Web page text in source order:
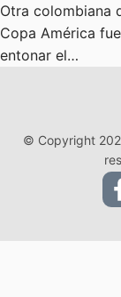
Otra colombiana
Copa América
entonar el…
© Copyright